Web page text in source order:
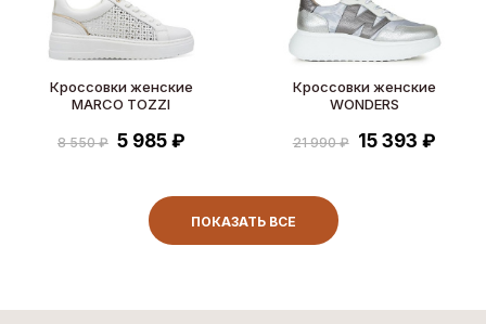
Кроссовки женские
MARCO TOZZI
8 550 ₽ 5 985 ₽
Кроссовки женские
WONDERS
21 990 ₽ 15 393 ₽
ПОКАЗАТЬ ВСЕ